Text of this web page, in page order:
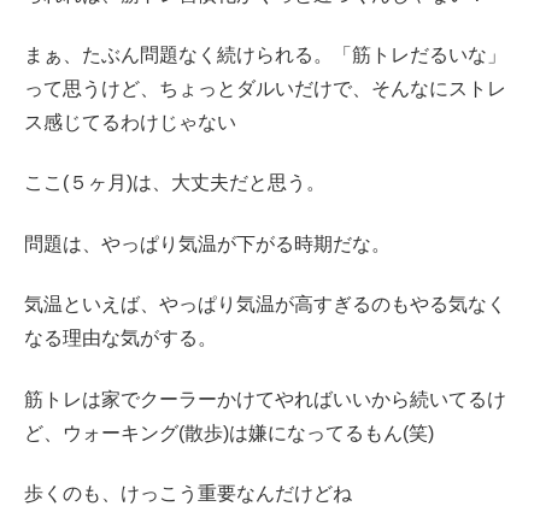
まぁ、たぶん問題なく続けられる。「筋トレだるいな」
って思うけど、ちょっとダルいだけで、そんなにストレ
ス感じてるわけじゃない
ここ(５ヶ月)は、大丈夫だと思う。
問題は、やっぱり気温が下がる時期だな。
気温といえば、やっぱり気温が高すぎるのもやる気なく
なる理由な気がする。
筋トレは家でクーラーかけてやればいいから続いてるけ
ど、ウォーキング(散歩)は嫌になってるもん(笑)
歩くのも、けっこう重要なんだけどね